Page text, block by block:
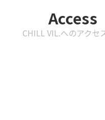
Access
CHILL VIL.へのアクセ